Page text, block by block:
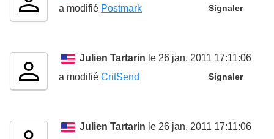
Signaler
a modifié Postmark
Julien Tartarin le 26 jan. 2011 17:11:06
Signaler
a modifié CritSend
Julien Tartarin le 26 jan. 2011 17:11:06